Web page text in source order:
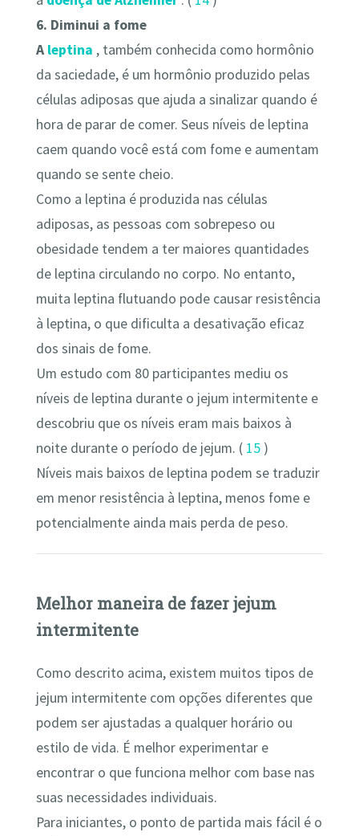
6. Diminui a fome
A leptina , também conhecida como hormônio
da saciedade, é um hormônio produzido pelas
células adiposas que ajuda a sinalizar quando é
hora de parar de comer. Seus níveis de leptina
caem quando você está com fome e aumentam
quando se sente cheio.
Como a leptina é produzida nas células
adiposas, as pessoas com sobrepeso ou
obesidade tendem a ter maiores quantidades
de leptina circulando no corpo. No entanto,
muita leptina flutuando pode causar resistência
à leptina, o que dificulta a desativação eficaz
dos sinais de fome.
Um estudo com 80 participantes mediu os
níveis de leptina durante o jejum intermitente e
descobriu que os níveis eram mais baixos à
noite durante o período de jejum. ( 15)
Níveis mais baixos de leptina podem se traduzir
em menor resistência à leptina, menos fome e
potencialmente ainda mais perda de peso.
Melhor maneira de fazer jejum
intermitente
Como descrito acima, existem muitos tipos de
jejum intermitente com opções diferentes que
podem ser ajustadas a qualquer horário ou
estilo de vida. É melhor experimentar e
encontrar o que funciona melhor com base nas
suas necessidades individuais.
Para iniciantes, o ponto de partida mais fácil é o